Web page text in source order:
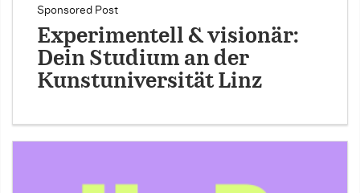
Sponsored Post
Experimentell & visionär:
Dein Studium an der
Kunstuniversität Linz